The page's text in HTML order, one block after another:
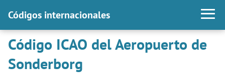
Códigos internacionales
Código ICAO del Aeropuerto de
Sonderborg